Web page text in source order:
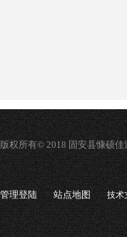
版权所有© 2018 固安县慷硕
管理登陆 站点地图 技术